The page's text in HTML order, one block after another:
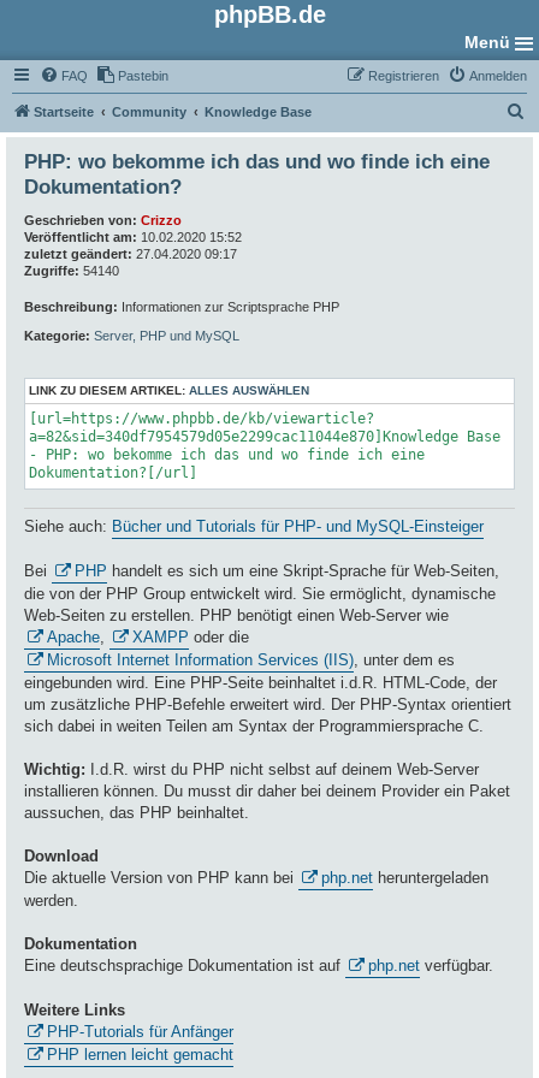
phpBB.de
Menü
FAQ Pastebin Anmelden
Registrieren
Startseite Community Knowledge Base
u
PHP: wo bekomme ich das und wo finde ich eine
Dokumentation?
Geschrieben von: Crizzo
Veröffentlicht am: 10.02.2020 15:52
zuletzt geändert: 27.04.2020 09:17
Zugriffe: 54140
Beschreibung: Informationen zur Scriptsprache PHP
Kategorie: Server, PHP und MySQL
LINK ZU DIESEM ARTIKEL: ALLES AUSWÄHLEN
[url=https://www.phpbb.de/kb/viewarticle?
a=82&sid=340df7954579d05e2299cac11044e870]Knowledge Base
- PHP: wo bekomme ich das und wo finde ich eine
Dokumentation?[/url]
Siehe auch: Bücher und Tutorials für PHP- und MySQL-Einsteiger
Bei PHP handelt es sich um eine Skript-Sprache für Web-Seiten,
die von der PHP Group entwickelt wird. Sie ermöglicht, dynamische
Web-Seiten zu erstellen. PHP benötigt einen Web-Server wie
Apache, XAMPP oder die
Microsoft Internet Information Services (IIS), unter dem es
eingebunden wird. Eine PHP-Seite beinhaltet i.d.R. HTML-Code, der
um zusätzliche PHP-Befehle erweitert wird. Der PHP-Syntax orientiert
sich dabei in weiten Teilen am Syntax der Programmiersprache C.
Wichtig: I.d.R. wirst du PHP nicht selbst auf deinem Web-Server
installieren können. Du musst dir daher bei deinem Provider ein Paket
aussuchen, das PHP beinhaltet.
Download
Die aktuelle Version von PHP kann bei
php.net heruntergeladen
werden.
Dokumentation
Eine deutschsprachige Dokumentation ist auf
php.net verfügbar.
Weitere Links
PHP-Tutorials für Anfänger
PHP lernen leicht gemacht